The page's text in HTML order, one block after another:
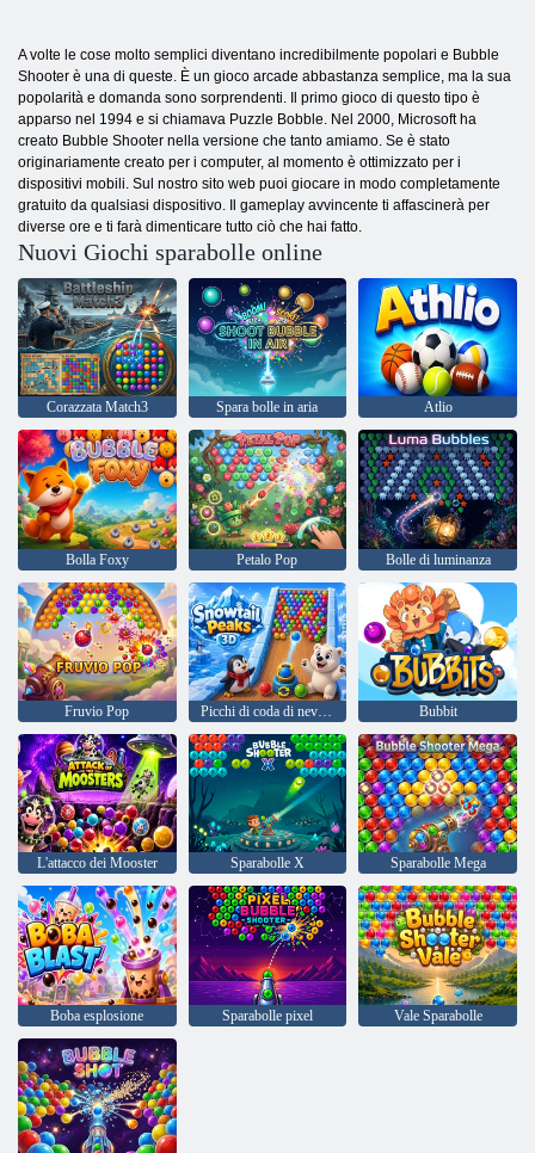
A volte le cose molto semplici diventano incredibilmente popolari e Bubble
Shooter è una di queste. È un gioco arcade abbastanza semplice, ma la sua
popolarità e domanda sono sorprendenti. Il primo gioco di questo tipo è
apparso nel 1994 e si chiamava Puzzle Bobble. Nel 2000, Microsoft ha
creato Bubble Shooter nella versione che tanto amiamo. Se è stato
originariamente creato per i computer, al momento è ottimizzato per i
dispositivi mobili. Sul nostro sito web puoi giocare in modo completamente
gratuito da qualsiasi dispositivo. Il gameplay avvincente ti affascinerà per
diverse ore e ti farà dimenticare tutto ciò che hai fatto.
Nuovi Giochi sparabolle online
Corazzata Match3 Spara bolle in aria Atlio
Bolla Foxy Petalo Pop Bolle di luminanza
Fruvio Pop Picchi di coda di neve 3D Bubbit
L'attacco dei Mooster Sparabolle X Sparabolle Mega
Boba esplosione Sparabolle pixel Vale Sparabolle